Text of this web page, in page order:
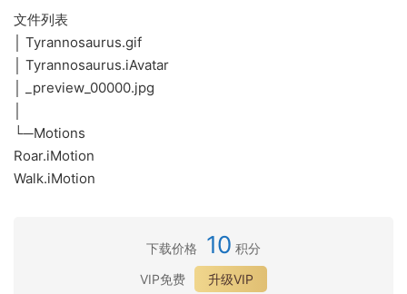
文件列表
│ Tyrannosaurus.gif
│ Tyrannosaurus.iAvatar
│ _preview_00000.jpg
└─Motions
Roar.iMotion
Walk.iMotion
下载价格 10 积分
VIP免费
升级VIP